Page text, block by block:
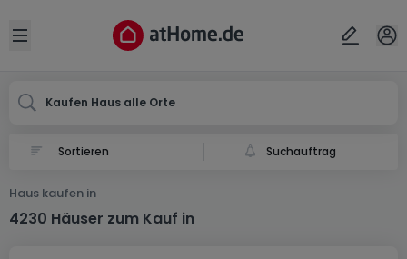
Open sidebar
Kaufen Haus alle Orte
Suchauftrag
Haus kaufen in
4230 Häuser zum Kauf in
Ort
Abbrechen ok